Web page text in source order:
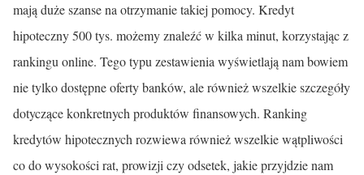
mają duże szanse na otrzymanie takiej pomocy. Kredyt
hipoteczny 500 tys. możemy znaleźć w kilka minut, korzystając z
rankingu online. Tego typu zestawienia wyświetlają nam bowiem
nie tylko dostępne oferty banków, ale również wszelkie szczegóły
dotyczące konkretnych produktów finansowych. Ranking
kredytów hipotecznych rozwiewa również wszelkie wątpliwości
co do wysokości rat, prowizji czy odsetek, jakie przyjdzie nam